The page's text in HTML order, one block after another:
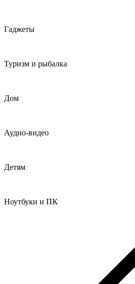
Гаджеты
Туризм и рыбалка
Дом
Аудио-видео
Детям
Ноутбуки и ПК